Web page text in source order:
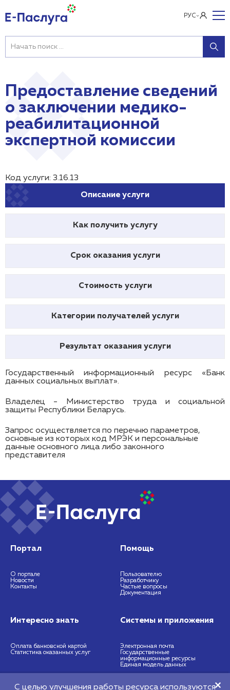
РУС
Предоставление сведений
о заключении медико-
реабилитационной
экспертной комиссии
Код услуги: 3.16.13
Описание услуги
Как получить услугу
Срок оказания услуги
Стоимость услуги
Категории получателей услуги
Результат оказания услуги
Государственный информационный ресурс «Банк
данных социальных выплат».
Владелец - Министерство труда и социальной
защиты Республики Беларусь.
Запрос осуществляется по перечню параметров,
основные из которых код МРЭК и персональные
данные основного лица либо законного
представителя
Портал
О портале
Новости
Контакты
Помощь
Пользователю
Разработчику
Частые вопросы
Документация
Интересно знать
Оплата банковской картой
Статистика оказанных услуг
Системы и приложения
Электронная почта
Государственные
информационные ресурсы
Единая модель данных
С целью улучшения работы ресурса используются